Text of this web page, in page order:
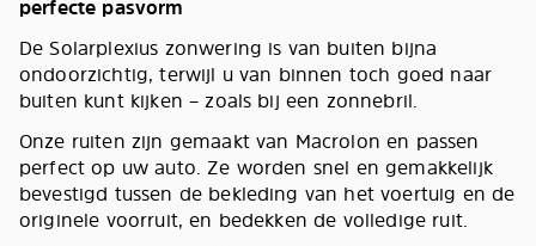
perfecte pasvorm
De Solarplexius zonwering is van buiten bijna
ondoorzichtig, terwijl u van binnen toch goed naar
buiten kunt kijken – zoals bij een zonnebril.
Onze ruiten zijn gemaakt van Macrolon en passen
perfect op uw auto. Ze worden snel en gemakkelijk
bevestigd tussen de bekleding van het voertuig en de
originele voorruit, en bedekken de volledige ruit.